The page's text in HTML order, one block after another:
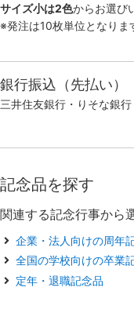
サイズ小は2色からお選び
※発注は10枚単位となりま
銀行振込（先払い）
三井住友銀行・りそな銀
記念品を探す
関連する記念行事から
企業・法人向けの周年
全国の学校向けの卒業
定年・退職記念品